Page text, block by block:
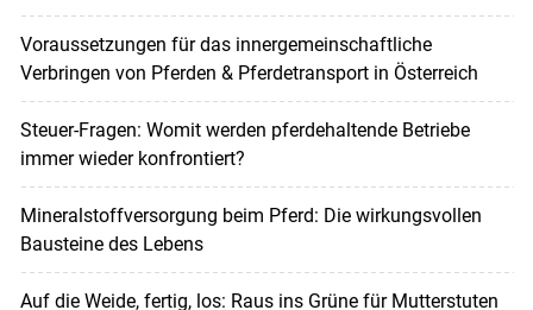
Voraussetzungen für das innergemeinschaftliche
Verbringen von Pferden & Pferdetransport in Österreich
Steuer-Fragen: Womit werden pferdehaltende Betriebe
immer wieder konfrontiert?
Mineralstoffversorgung beim Pferd: Die wirkungsvollen
Bausteine des Lebens
Auf die Weide, fertig, los: Raus ins Grüne für Mutterstuten